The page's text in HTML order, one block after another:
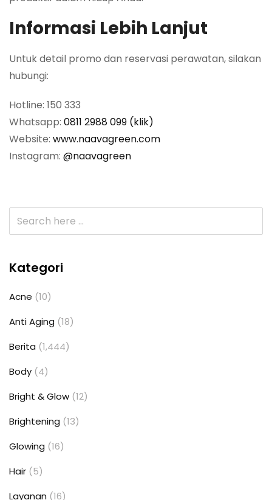
Informasi Lebih Lanjut
Untuk detail promo dan reservasi perawatan, silakan
hubungi:
Hotline: 150 333
Whatsapp: 0811 2988 099 (klik)
Website: www.naavagreen.com
Instagram: @naavagreen
Kategori
Acne (10)
Anti Aging (18)
Berita (1,444)
Body (4)
Bright & Glow (12)
Brightening (13)
Glowing (16)
Hair (5)
Layanan (16)